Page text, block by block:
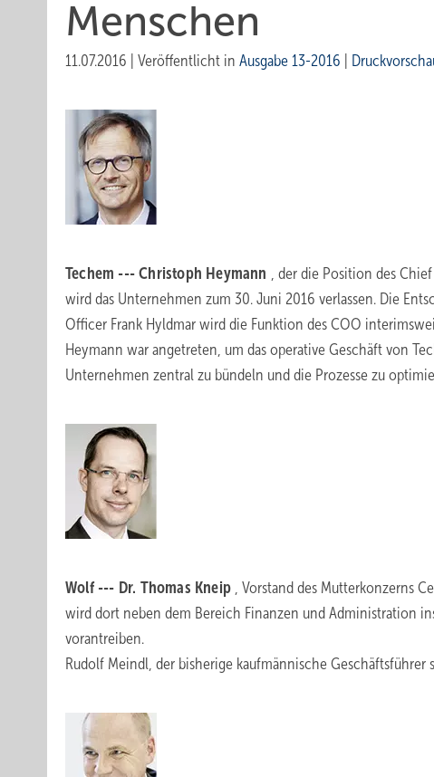
Menschen
11.07.2016 Veröffentlicht in Ausgabe 13-2016
Techem --- Christoph Heymann , der die Position des
wird das Unternehmen zum 30. Juni 2016 verlassen. Die
Officer Frank Hyldmar wird die Funktion des COO
Heymann war angetreten, um das operative Geschäft von
Unternehmen zentral zu bündeln und die Prozesse zu
Wolf --- Dr. Thomas Kneip , Vorstand des Mutterkonzerns
wird dort neben dem Bereich Finanzen und Administration
vorantreiben.
Rudolf Meindl, der bisherige kaufmännische